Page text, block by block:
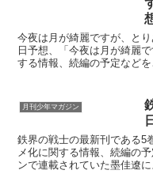
今夜は月が綺麗ですが、と
日予想、「今夜は月が綺麗
する情報、続編の予定など
されていた要マジュロ、榊
月刊少年マガジン
鉄界の戦士の最新刊である5
メ化に関する情報、続編の
ンで連載されていた墨佳遼
売日はこちら！漫画「鉄界